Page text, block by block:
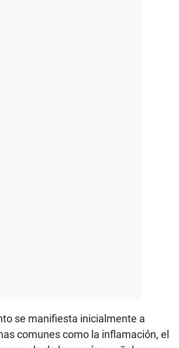
se manifiesta inicialmente a
comunes como la inflamación, el